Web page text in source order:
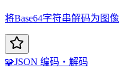
将Base64字符串解码为图像
🧩JSON 编码・解码